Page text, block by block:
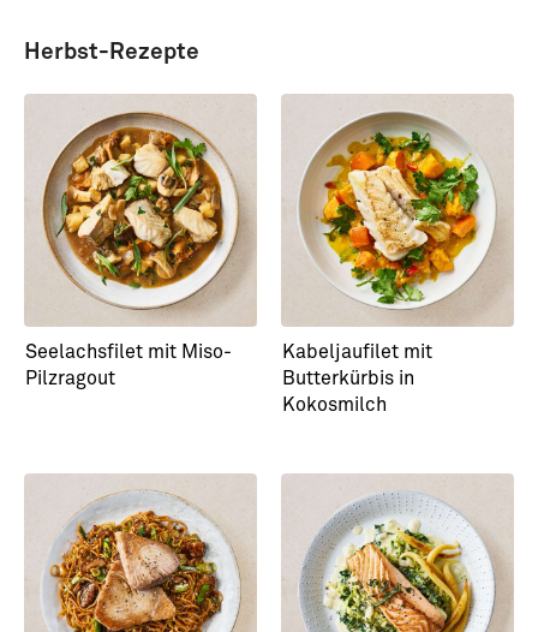
Herbst-Rezepte
Seelachsfilet mit Miso-
Pilzragout
Kabeljaufilet mit
Butterkürbis in
Kokosmilch